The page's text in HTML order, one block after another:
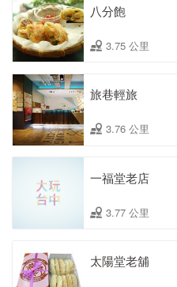
八分飽
3.75 公里
旅巷輕旅
3.76 公里
一福堂老店
3.77 公里
太陽堂老舖